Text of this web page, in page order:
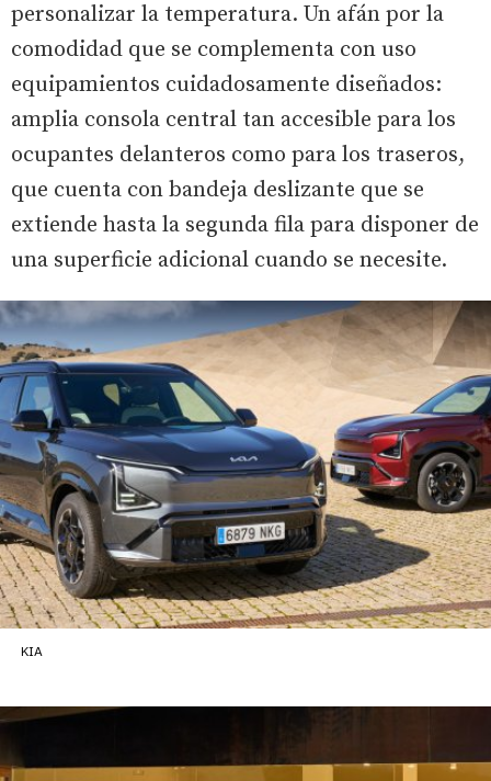
personalizar la temperatura. Un afán por la
comodidad que se complementa con uso
equipamientos cuidadosamente diseñados:
amplia consola central tan accesible para los
ocupantes delanteros como para los traseros,
que cuenta con bandeja deslizante que se
extiende hasta la segunda fila para disponer de
una superficie adicional cuando se necesite.
KIA